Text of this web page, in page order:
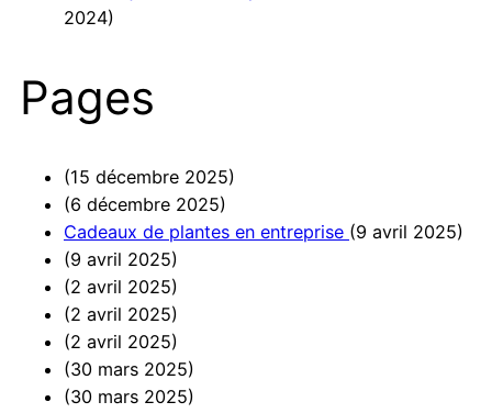
2024)
Pages
(15 décembre 2025)
(6 décembre 2025)
Cadeaux de plantes en entreprise (9 avril 2025)
(9 avril 2025)
(2 avril 2025)
(2 avril 2025)
(2 avril 2025)
(30 mars 2025)
(30 mars 2025)